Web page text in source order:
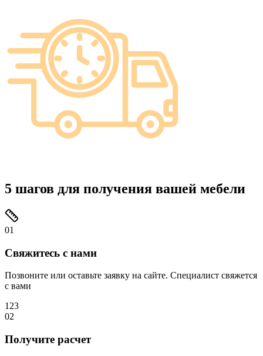
5 шагов для получения вашей мебели
01
Свяжитесь с нами
Позвоните или оставьте заявку на сайте. Специалист свяжется
с вами
123
02
Получите расчет